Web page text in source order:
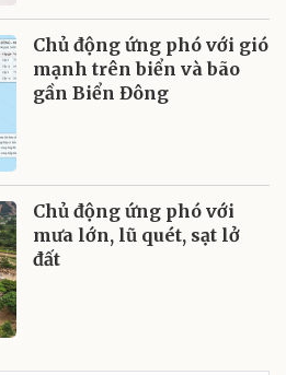
Chủ động ứng phó với gió
mạnh trên biển và bão
gần Biển Đông
Chủ động ứng phó với
mưa lớn, lũ quét, sạt lở
đất